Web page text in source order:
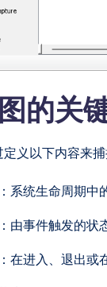
的关
义以下内容来捕
：系统生命周期中
：由事件触发的状
在进入、退出或